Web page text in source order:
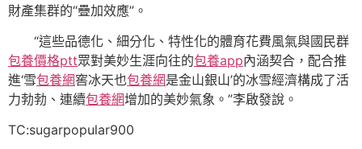
財產集群的“疊加效應”。
“這些品德化、細分化、特性化的體育花費風氣與國民群
包養價格ptt眾對美妙生涯向往的包養app內涵契合，配合推
進‘雪包養網窖冰天也包養網是金山銀山’的冰雪經濟構成了活
力勃勃、連續包養網增加的美妙氣象。”李啟發說。
TC:sugarpopular900